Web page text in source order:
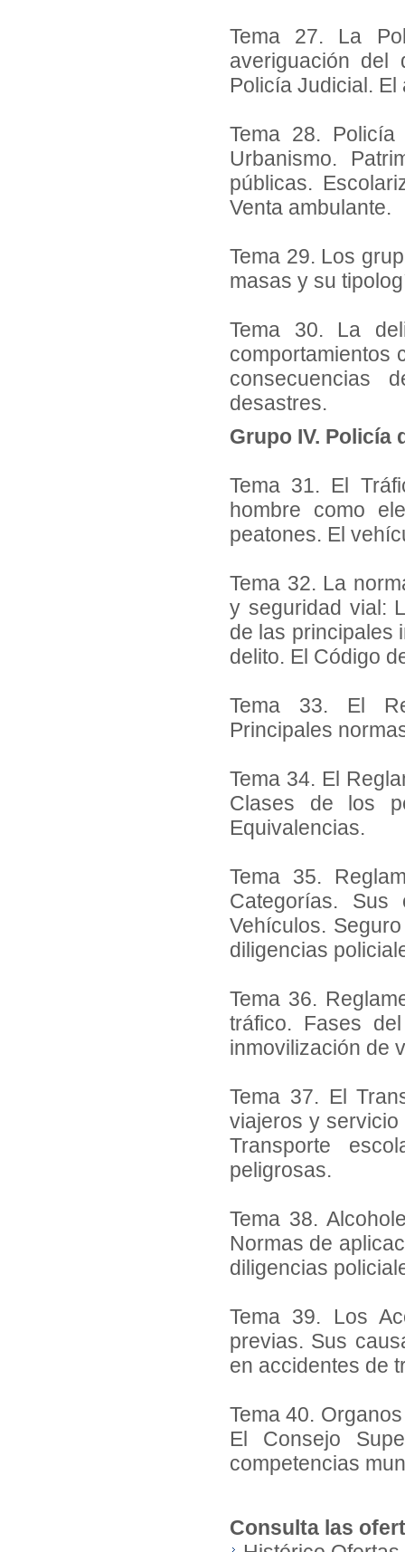
Tema 27. La
averiguación del
Policía Judicial.
Tema 28. Policía
Urbanismo.
públicas.
Venta ambulante.
Tema 29. Los
masas y su
Tema 30. La
comportamientos
consecuencias
desastres.
Grupo IV. Policía
Tema 31. El
hombre como
peatones. El
Tema 32. La
y seguridad vial:
de las principales
delito. El Código
Tema 33. El
Principales
Tema 34. El
Clases de los
Equivalencias.
Tema 35.
Categorías. Sus
Vehículos.
diligencias
Tema 36.
tráfico. Fases
inmovilización de
Tema 37. El
viajeros y
Transporte
peligrosas.
Tema 38.
Normas de
diligencias
Tema 39. Los
previas. Sus
en accidentes de
Tema 40.
El Consejo
competencias
Consulta las